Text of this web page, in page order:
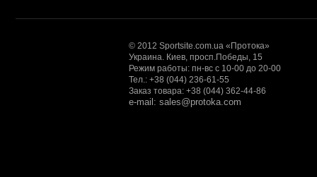
© 2012 Sportsite.com.ua «Протока»
Украина. Киев, просп.Победы, 15
Режим работы: пн-вс с 10-00 до 20-00
Тел.: +38 (044) 236-61-55
Заказ товара: +38 (044) 362-44-86
e-mail: sales@protoka.com